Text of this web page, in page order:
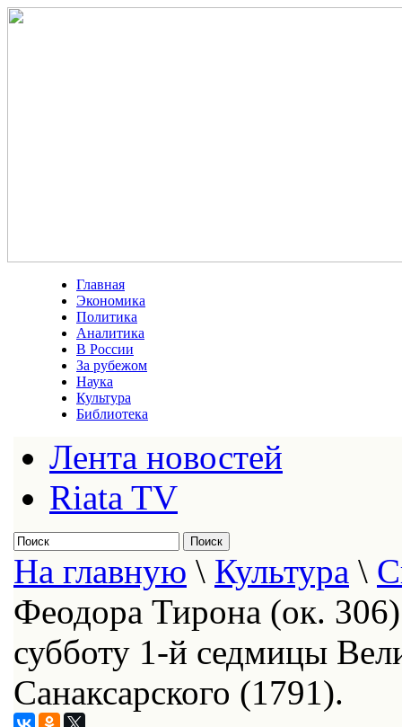
Главная
Экономика
Политика
Аналитика
В России
За рубежом
Наука
Культура
Библиотека
Лента новостей
Riata TV
На главную \ Культура \
Феодора Тирона (ок.
субботу 1-й седмицы
Санаксарского (1791).